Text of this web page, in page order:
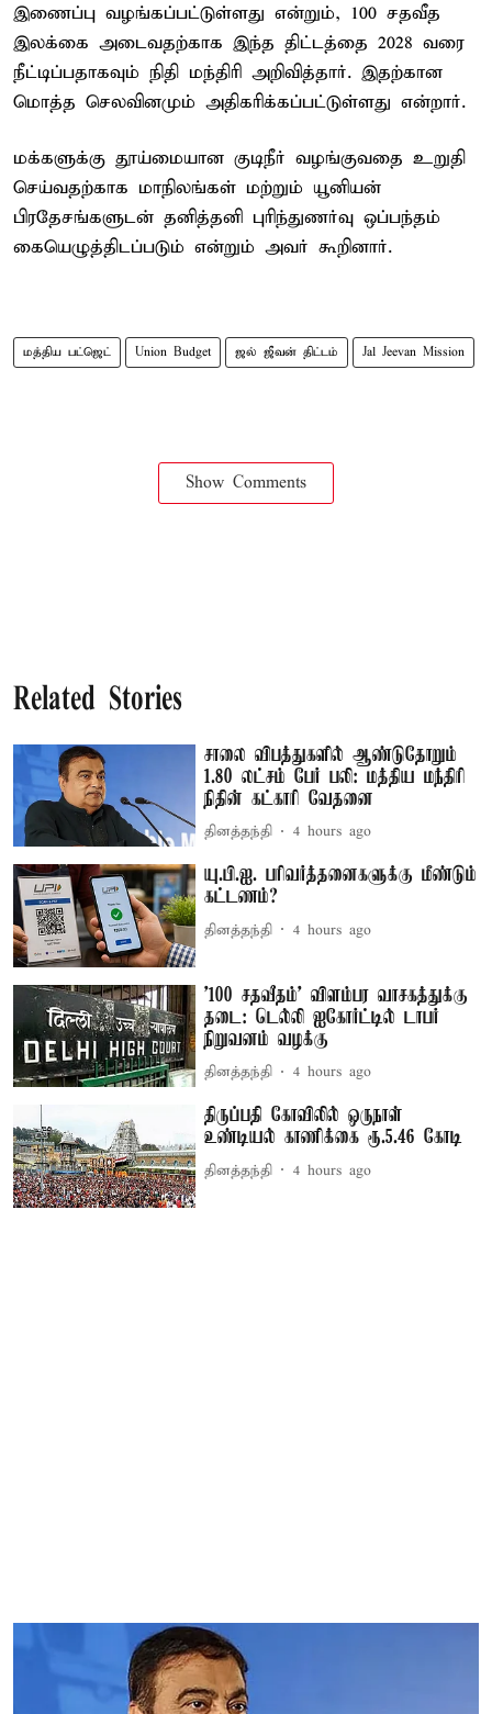
இணைப்பு வழங்கப்பட்டுள்ளது என்றும், 100 சதவீத
இலக்கை அடைவதற்காக இந்த திட்டத்தை 2028 வரை
நீட்டிப்பதாகவும் நிதி மந்திரி அறிவித்தார். இதற்கான
மொத்த செலவினமும் அதிகரிக்கப்பட்டுள்ளது என்றார்.
மக்களுக்கு தூய்மையான குடிநீர் வழங்குவதை உறுதி
செய்வதற்காக மாநிலங்கள் மற்றும் யூனியன்
பிரதேசங்களுடன் தனித்தனி புரிந்துணர்வு ஒப்பந்தம்
கையெழுத்திடப்படும் என்றும் அவர் கூறினார்.
மத்திய பட்ஜெட் Union Budget ஜல் ஜீவன் திட்டம் Jal Jeevan Mission
Show Comments
Related Stories
சாலை விபத்துகளில் ஆண்டுதோறும்
1.80 லட்சம் பேர் பலி: மத்திய மந்திரி
நிதின் கட்காரி வேதனை
தினத்தந்தி 4 hours ago
யு.பி.ஐ. பரிவர்த்தனைகளுக்கு மீண்டும்
கட்டணம்?
தினத்தந்தி 4 hours ago
'100 சதவீதம்' விளம்பர வாசகத்துக்கு
தடை: டெல்லி ஐகோர்ட்டில் டாபர்
நிறுவனம் வழக்கு
தினத்தந்தி 4 hours ago
திருப்பதி கோவிலில் ஒருநாள்
உண்டியல் காணிக்கை ரூ.5.46 கோடி
தினத்தந்தி 4 hours ago